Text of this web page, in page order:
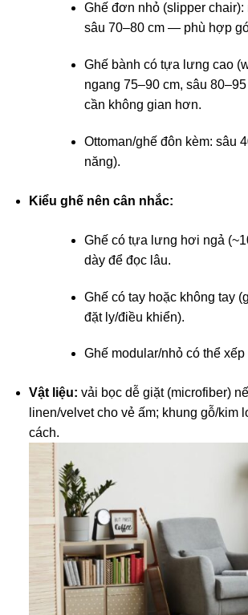
Ghế đơn nhỏ (slipper chair):
sâu 70–80 cm — phù hợp
Ghế bành có tựa lưng cao
ngang 75–90 cm, sâu
cần không gian hơn.
Ottoman/ghế đôn kèm: sâu
năng).
Kiểu ghế nên cân nhắc:
Ghế có tựa lưng hơi ngả
dày để đọc lâu.
Ghế có tay hoặc không tay
đặt ly/điều khiển).
Ghế modular/nhỏ có thể
Vật liệu: vải bọc dễ giặt (microfiber)
linen/velvet cho vẻ ấm; khung gỗ/kim
cách.